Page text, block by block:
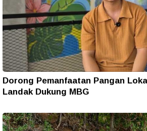
Dorong Pemanfaatan Pangan
Landak Dukung MBG